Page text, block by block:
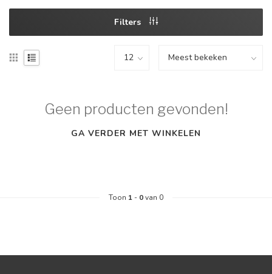
Filters
Geen producten gevonden!
GA VERDER MET WINKELEN
Toon 1 - 0van 0